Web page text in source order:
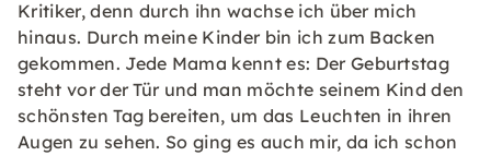
Kritiker, denn durch ihn wachse ich über mich
hinaus. Durch meine Kinder bin ich zum Backen
gekommen. Jede Mama kennt es: Der Geburtstag
steht vor der Tür und man möchte seinem Kind den
schönsten Tag bereiten, um das Leuchten in ihren
Augen zu sehen. So ging es auch mir, da ich schon